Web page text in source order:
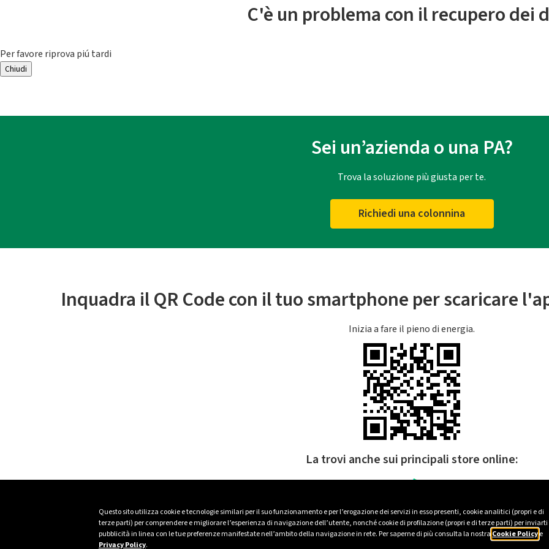
Questo sito utilizza cookie e tecnologie similari per il suo funzionamento e per l’erogazione dei servizi in esso presenti, cookie analitici (propri e di
terze parti) per comprendere e migliorare l’esperienza di navigazione dell’utente, nonché cookie di profilazione (propri e di terze parti) per inviarti
pubblicità in linea con le tue preferenze manifestate nell’ambito della navigazione in rete. Per saperne di più consulta la nostra Cookie Policye
Privacy Policy.
C'è un problema con il recupero dei
Per favore riprova piú tardi
Chiudi
Sei un’azienda o una PA?
Trova la soluzione più giusta per te.
Richiedi una colonnina
Inquadra il QR Code con il tuo smartphone per scaricare
Inizia a fare il pieno di energia.
La trovi anche sui principali store online: